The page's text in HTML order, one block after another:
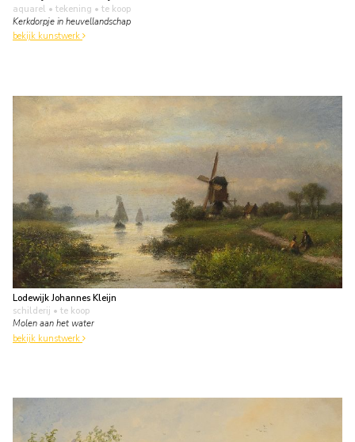
aquarel • tekening • te koop
Kerkdorpje in heuvellandschap
bekijk kunstwerk
Lodewijk Johannes Kleijn
schilderij • te koop
Molen aan het water
bekijk kunstwerk